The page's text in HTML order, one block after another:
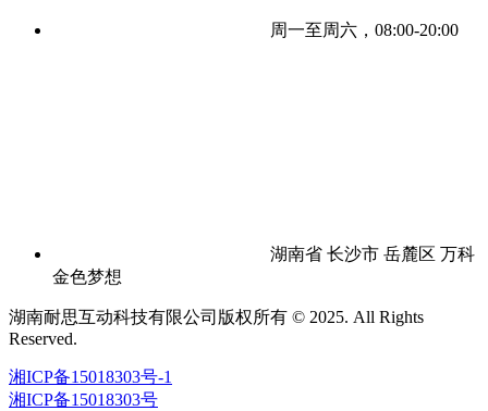
周一至周六，08:00-20:00
湖南省 长沙市 岳麓区 万科
金色梦想
湖南耐思互动科技有限公司版权所有 © 2025. All Rights
Reserved.
湘ICP备15018303号-1
湘ICP备15018303号